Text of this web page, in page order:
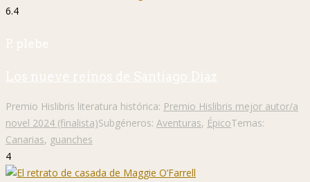
6.4
P. plebe
Los nueve reinos de Santiago Díaz
Premio Hislibris literatura histórica: Premio Hislibris mejor autor/a
novel 2024 (finalista)Subgéneros: Aventuras, ÉpicoTemas:
Canarias, guanches
4